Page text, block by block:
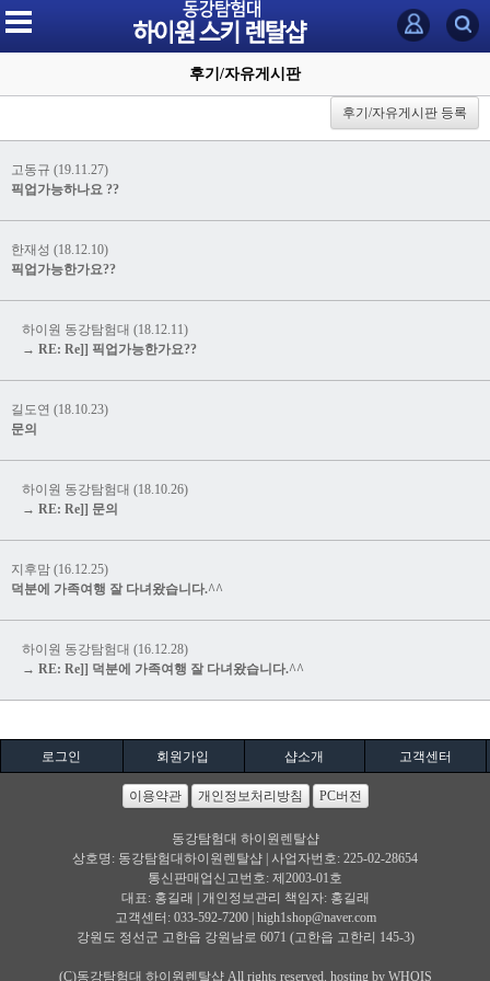
후기/자유게시판
후기/자유게시판 등록
고동규 (19.11.27)
픽업가능하나요 ??
한재성 (18.12.10)
픽업가능한가요??
하이원 동강탐험대 (18.12.11)
→ RE: Re]] 픽업가능한가요??
길도연 (18.10.23)
문의
하이원 동강탐험대 (18.10.26)
→ RE: Re]] 문의
지후맘 (16.12.25)
덕분에 가족여행 잘 다녀왔습니다.^^
하이원 동강탐험대 (16.12.28)
→ RE: Re]] 덕분에 가족여행 잘 다녀왔습니다.^^
로그인 회원가입 샵소개 고객센터
이용약관 개인정보처리방침 PC버전
동강탐험대 하이원렌탈샵
상호명: 동강탐험대하이원렌탈샵 | 사업자번호: 225-02-28654
통신판매업신고번호: 제2003-01호
대표: 홍길래 | 개인정보관리 책임자: 홍길래
고객센터: 033-592-7200 | high1shop@naver.com
강원도 정선군 고한읍 강원남로 6071 (고한읍 고한리 145-3)
(C)동강탐험대 하이원렌탈샵 All rights reserved. hosting by WHOIS